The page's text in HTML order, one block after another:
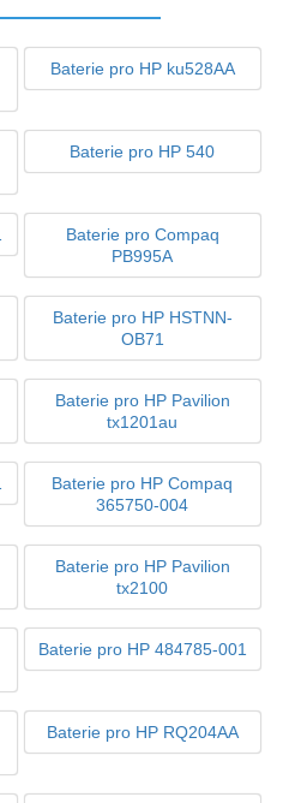
Baterie pro HP ku528AA
Baterie pro HP 540
Baterie pro Compaq
PB995A
Baterie pro HP HSTNN-
OB71
Baterie pro HP Pavilion
tx1201au
Baterie pro HP Compaq
365750-004
Baterie pro HP Pavilion
tx2100
Baterie pro HP 484785-001
Baterie pro HP RQ204AA